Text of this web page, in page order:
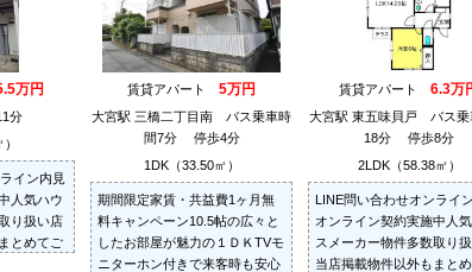
万円
分
イン内見
人気ハウ
り扱い店
とめてご
賃貸アパート 5万円
大宮駅 三橋二丁目南 バス乗車時
間7分 停歩4分
1DK（33.50㎡）
期間限定家賃・共益費1ヶ月無
料キャンペーン10.5帖の広々と
したお部屋が魅力の１ＤＫTVモ
ニターホン付きで来客時も安心
賃貸アパート 6.3万
大宮駅 東五味貝戸 バス乗
18分 停歩8分
2LDK（58.38㎡）
LINE問い合わせオンライ
オンライン契約実施中人
スメーカー物件多数取り
当店掲載物件以外もまと